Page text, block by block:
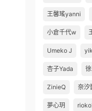
王馨瑤yanni
小倉千代w
Umeko J
杏子Yada
ZinieQ 奈汐
夢心玥